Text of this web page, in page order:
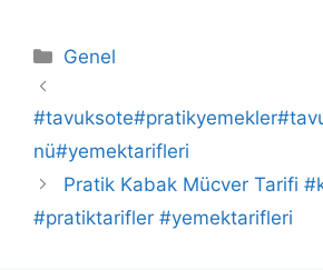
Kategoriler
Genel
nü#yemektarifleri
Pratik Kabak Mücver Tarifi
#pratiktarifler #yemektarifleri